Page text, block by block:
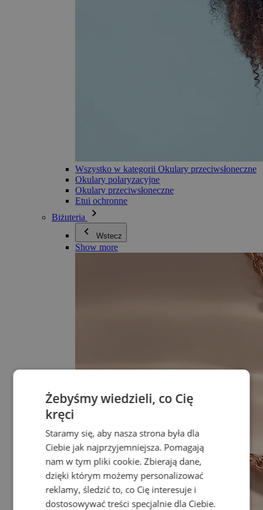
Wszystko w kategorii Okulary przeciwsłoneczne
Okulary polaryzacyjne
Okulary przeciwsłoneczne
Etui ochronne
Biżuteria
Wstecz
Show more
Żebyśmy wiedzieli, co Cię
kręci
Staramy się, aby nasza strona była dla
Ciebie jak najprzyjemniejsza. Pomagają
nam w tym pliki cookie. Zbierają dane,
dzięki którym możemy personalizować
reklamy, śledzić to, co Cię interesuje i
dostosowywać treści specjalnie dla Ciebie.